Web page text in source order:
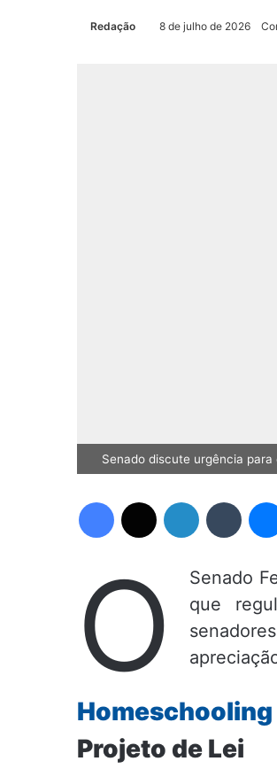
Redação 8 de julho de 2026
Senado discute urgência
O
Senado
que
Homeschooling
Projeto de Lei